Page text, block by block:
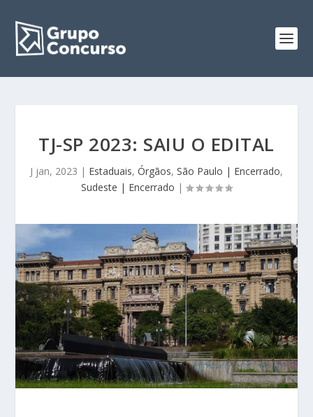
TJ-SP 2023: SAIU O EDITAL
J jan, 2023 | Estaduais, Órgãos, São Paulo | Encerrado,
Sudeste | Encerrado |